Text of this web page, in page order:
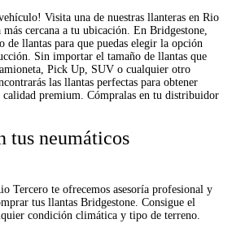
Visita una de nuestras llanteras en Rio
cercana a tu ubicación. En Bridgestone,
de llantas para que puedas elegir la opción
Sin importar el tamaño de llantas que
Pick Up, SUV o cualquier otro
las llantas perfectas para obtener
calidad premium. Cómpralas en tu distribuidor
tus neumáticos
Tercero te ofrecemos asesoría profesional y
tus llantas Bridgestone. Consigue el
condición climática y tipo de terreno.